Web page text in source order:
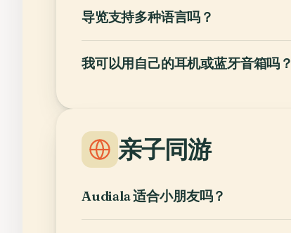
导览支持多种语言吗？
我可以用自己的耳机或蓝牙音箱吗？
亲子同游
Audiala 适合小朋友吗？